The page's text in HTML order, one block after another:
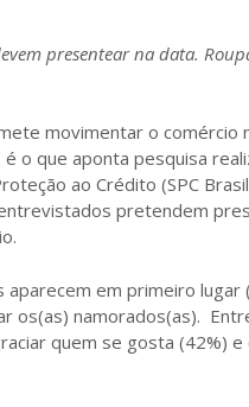
presentear na data.
movimentar o
o que aponta pesquisa
ao Crédito (SPC
pretendem
em primeiro
os(as) namorados(as).
quem se gosta (42%)